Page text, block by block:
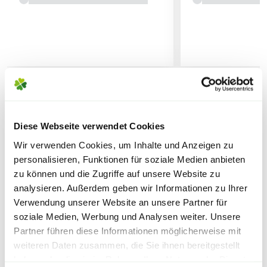
Diese Webseite verwendet Cookies
Wir verwenden Cookies, um Inhalte und Anzeigen zu
personalisieren, Funktionen für soziale Medien anbieten
zu können und die Zugriffe auf unsere Website zu
analysieren. Außerdem geben wir Informationen zu Ihrer
Verwendung unserer Website an unsere Partner für
soziale Medien, Werbung und Analysen weiter. Unsere
Partner führen diese Informationen möglicherweise mit
weiteren Daten zusammen, die Sie ihnen bereitgestellt
von 30cm.
Standort : Bevorzugt sonnig bis halbschattig.
Blüte: Sortenabhängige Farbe von April bis
Blätter: Laubabwerfende, grüne Blätter in
Nadelform.
Rückschnitt: Ein Rückschnitt nach der Blüte ist
empfehlenswert um die Form beizubehalten
und um einem Nematodenbefall vorzubeugen.
Lieferhinweise
FOLGENDE VERSANDKOSTEN
KÖNNEN ENTSTEHEN
ÄHNLICHE ARTIKEL